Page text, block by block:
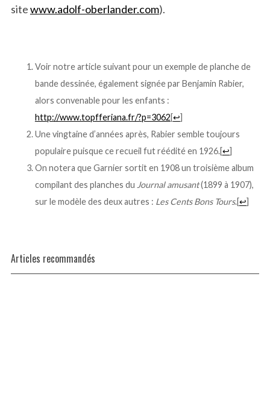
sitewww.adolf-oberlander.com).
Voir notre article suivant pour un exemple de planche de
bande dessinée, également signée par Benjamin Rabier,
alors convenable pour les enfants :
http://www.topfferiana.fr/?p=3062[↩]
Une vingtaine d’années après, Rabier semble toujours
populaire puisque ce recueil fut réédité en 1926.[↩]
On notera que Garnier sortit en 1908 un troisième album
compilant des planches du Journal amusant(1899 à 1907),
sur le modèle des deux autres : Les Cents Bons Tours.[↩]
Articles recommandés